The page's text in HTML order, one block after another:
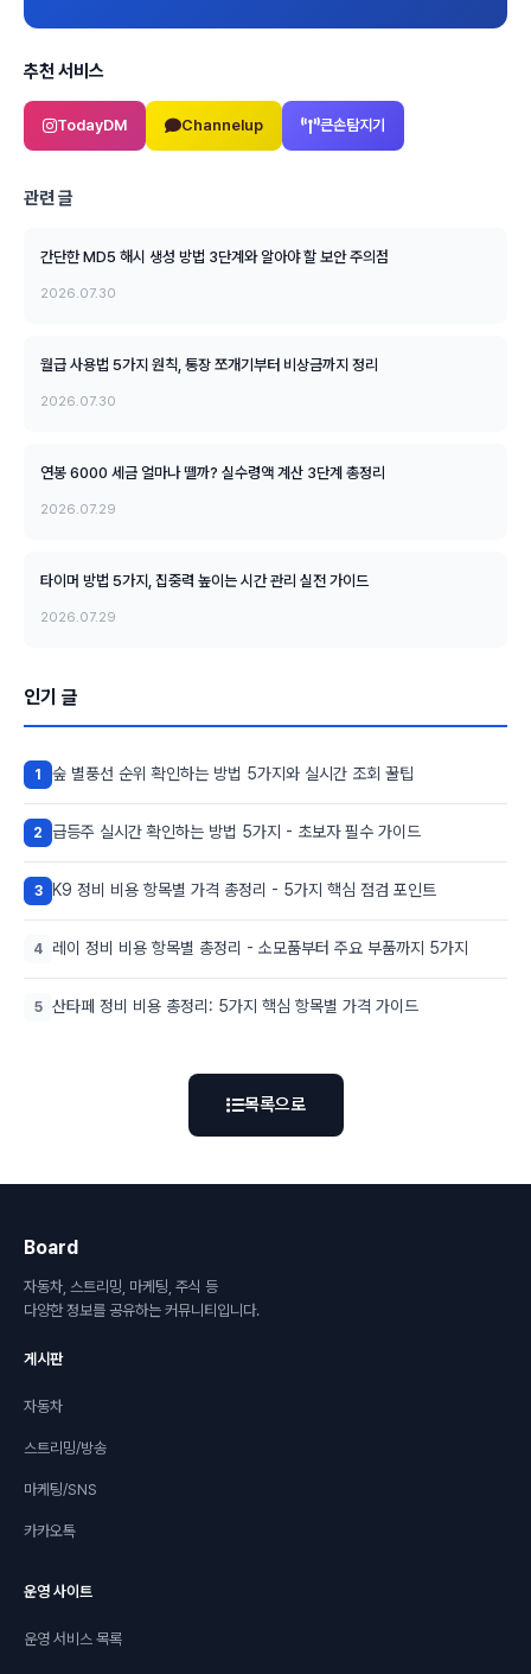
추천 서비스
TodayDM Channelup 큰손탐지기
관련 글
간단한 MD5 해시 생성 방법 3단계와 알아야 할 보안 주의점
2026.07.30
월급 사용법 5가지 원칙, 통장 쪼개기부터 비상금까지 정리
2026.07.30
연봉 6000 세금 얼마나 뗄까? 실수령액 계산 3단계 총정리
2026.07.29
타이머 방법 5가지, 집중력 높이는 시간 관리 실전 가이드
2026.07.29
인기 글
1 숲 별풍선 순위 확인하는 방법 5가지와 실시간 조회 꿀팁
2 급등주 실시간 확인하는 방법 5가지 - 초보자 필수 가이드
3 K9 정비 비용 항목별 가격 총정리 - 5가지 핵심 점검 포인트
4 레이 정비 비용 항목별 총정리 - 소모품부터 주요 부품까지 5가지
5 산타페 정비 비용 총정리: 5가지 핵심 항목별 가격 가이드
목록으로
Board
자동차, 스트리밍, 마케팅, 주식 등
다양한 정보를 공유하는 커뮤니티입니다.
게시판
자동차
스트리밍/방송
마케팅/SNS
카카오톡
운영 사이트
운영 서비스 목록